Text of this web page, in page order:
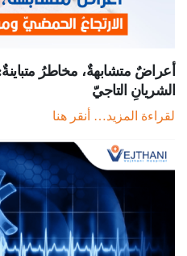
أعراضٌ متشابهةٌ، مخاطرُ
الشريانِ التاجيّ
لقراءة المزيد… أنقر هنا